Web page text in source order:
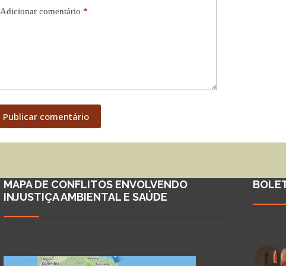
Adicionar comentário *
Publicar comentário
MAPA DE CONFLITOS ENVOLVENDO
INJUSTIÇA AMBIENTAL E SAÚDE